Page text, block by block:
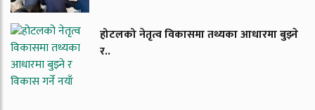
होटलको नेतृत्व विकासमा तथ्यका आधारमा बुझ्ने
र..